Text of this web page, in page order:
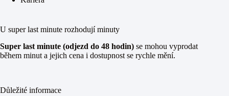
U super last minute rozhodují minuty
Super last minute (odjezd do 48 hodin) se mohou vyprodat
během minut a jejich cena i dostupnost se rychle mění.
Důležité informace